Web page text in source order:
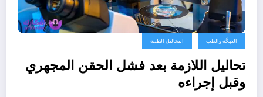
الصِحَّة والطب التحاليل الطبية
تحاليل اللازمة بعد فشل الحقن المجهري
وقبل إجراءه